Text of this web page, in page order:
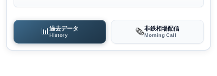
📊過去データ
History 🗞️非鉄相場配信
Morning Call